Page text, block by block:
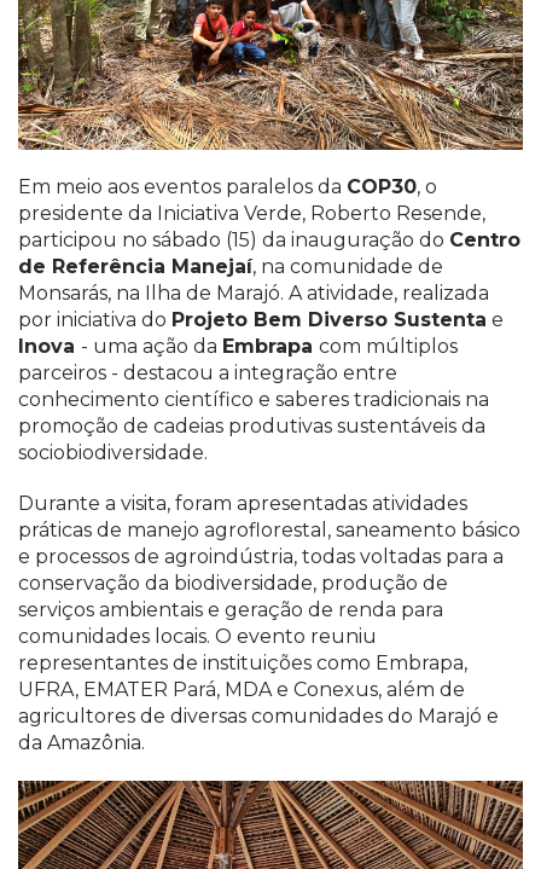
Em meio aos eventos paralelos da COP30, o
presidente da Iniciativa Verde, Roberto Resende,
participou no sábado (15) da inauguração do Centro
de Referência Manejaí, na comunidade de
Monsarás, na Ilha de Marajó. A atividade, realizada
por iniciativa do Projeto Bem Diverso Sustenta e
Inova - uma ação da Embrapa com múltiplos
parceiros - destacou a integração entre
conhecimento científico e saberes tradicionais na
promoção de cadeias produtivas sustentáveis da
sociobiodiversidade.
Durante a visita, foram apresentadas atividades
práticas de manejo agroflorestal, saneamento básico
e processos de agroindústria, todas voltadas para a
conservação da biodiversidade, produção de
serviços ambientais e geração de renda para
comunidades locais. O evento reuniu
representantes de instituições como Embrapa,
UFRA, EMATER Pará, MDA e Conexus, além de
agricultores de diversas comunidades do Marajó e
da Amazônia.